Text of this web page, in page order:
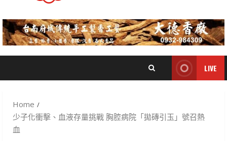
LIVE
Home
少子化衝擊、血液存量挑戰 胸腔病院「拋磚引玉」號召熱
血